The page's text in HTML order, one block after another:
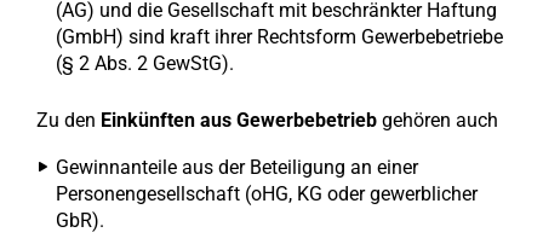
(AG) und die Gesellschaft mit beschränkter Haftung
(GmbH) sind kraft ihrer Rechtsform Gewerbebetriebe
(§ 2 Abs. 2 GewStG).
Zu den Einkünften aus Gewerbebetrieb gehören auch
Gewinnanteile aus der Beteiligung an einer
Personengesellschaft (oHG, KG oder gewerblicher
GbR).